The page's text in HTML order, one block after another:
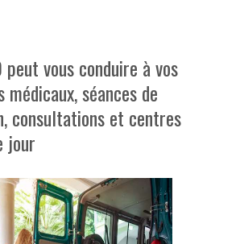
vous conduire à vos
médicaux, séances de
consultations et centres
jour